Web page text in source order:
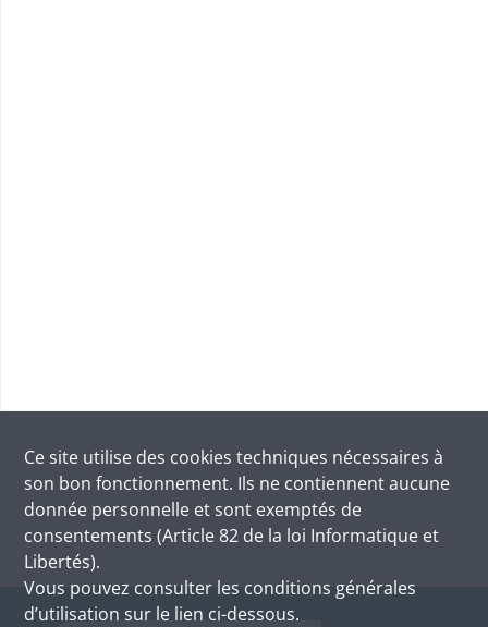
Ce site utilise des cookies techniques nécessaires à
son bon fonctionnement. Ils ne contiennent aucune
donnée personnelle et sont exemptés de
consentements (Article 82 de la loi Informatique et
Libertés).
Vous pouvez consulter les conditions générales
d’utilisation sur le lien ci-dessous.